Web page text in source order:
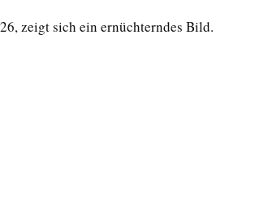
zeigt sich ein ernüchterndes Bild.